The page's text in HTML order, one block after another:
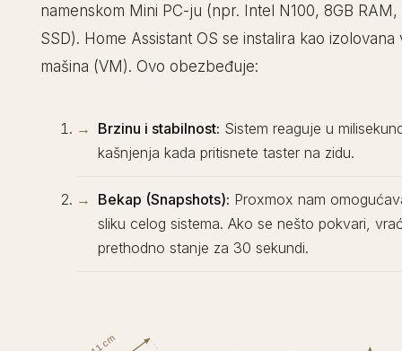
namenskom Mini PC-ju (npr. Intel N100, 8GB
SSD). Home Assistant OS se instalira kao izolovana
mašina (VM). Ovo obezbeđuje:
Brzinu i stabilnost: Sistem reaguje u
kašnjenja kada pritisnete taster na zidu.
Bekap (Snapshots): Proxmox nam
sliku celog sistema. Ako se nešto pokvari,
prethodno stanje za 30 sekundi.
11 cm